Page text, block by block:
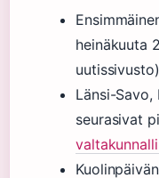
heinäkuuta
Länsi-
seurasivat